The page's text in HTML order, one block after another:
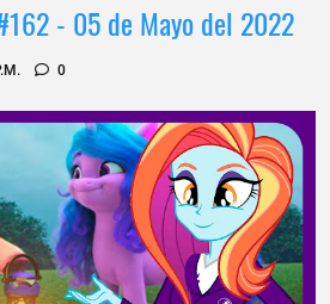
- 05 de Mayo del 2022
0